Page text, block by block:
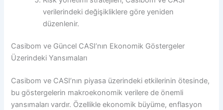
verilerindeki değişikliklere göre yeniden
düzenlenir.
Casibom ve Güncel CASI’nın Ekonomik Göstergeler
Üzerindeki Yansımaları
Casibom ve CASI’nın piyasa üzerindeki etkilerinin ötesinde,
bu göstergelerin makroekonomik verilere de önemli
yansımaları vardır. Özellikle ekonomik büyüme, enflasyon